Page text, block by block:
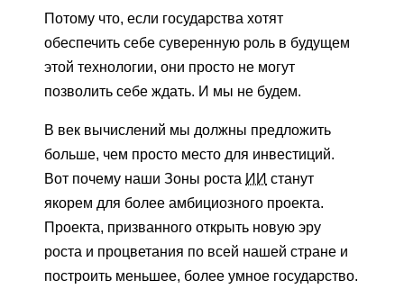
Потому что, если государства хотят
обеспечить себе суверенную роль в будущем
этой технологии, они просто не могут
позволить себе ждать. И мы не будем.
В век вычислений мы должны предложить
больше, чем просто место для инвестиций.
Вот почему наши Зоны роста ИИ станут
якорем для более амбициозного проекта.
Проекта, призванного открыть новую эру
роста и процветания по всей нашей стране и
построить меньшее, более умное государство.